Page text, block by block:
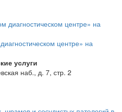
центре» на
услуги
наб., д. 7, стр. 2